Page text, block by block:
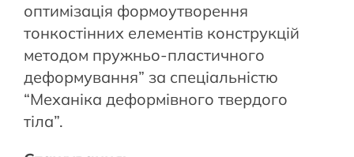
оптимізація формоутворення
тонкостінних елементів конструкцій
методом пружньо-пластичного
деформування” за спеціальністю
“Механіка деформівного твердого
тіла”.